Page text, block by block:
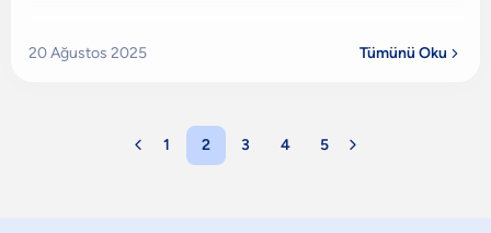
20 Ağustos 2025 Tümünü Oku 
 1 2 3 4 5 